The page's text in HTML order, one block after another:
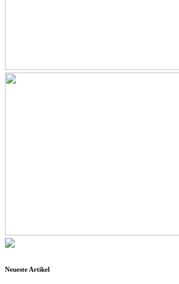
Neueste Artikel